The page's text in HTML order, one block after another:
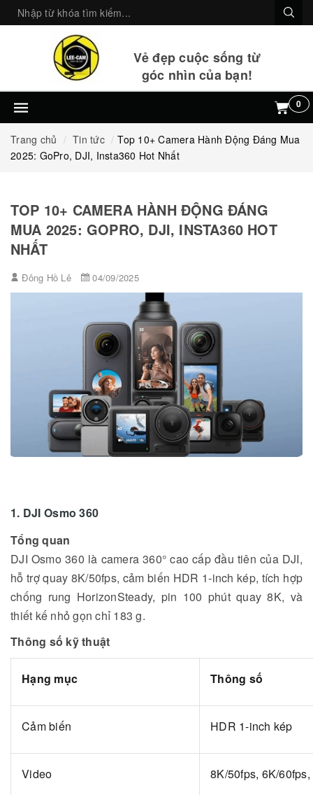
Vẻ đẹp cuộc sống từ
góc nhìn của bạn!
0
Trang chủ Tin tức
Top 10+ Camera Hành Động Đáng Mua
2025: GoPro, DJI, Insta360 Hot Nhất
TOP 10+ CAMERA HÀNH ĐỘNG ĐÁNG
MUA 2025: GOPRO, DJI, INSTA360 HOT
NHẤT
Đông Hồ Lê 04/09/2025
1. DJI Osmo 360
Tổng quan
DJI Osmo 360 là camera 360° cao cấp đầu tiên của DJI,
hỗ trợ quay 8K/50fps, cảm biến HDR 1-inch kép, tích hợp
chống rung HorizonSteady, pin 100 phút quay 8K, và
thiết kế nhỏ gọn chỉ 183 g.
Thông số kỹ thuật
Hạng mục Thông số
Cảm biến HDR 1-inch kép
Video 8K/50fps, 6K/